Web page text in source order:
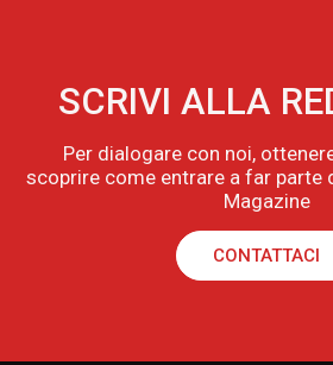
SCRIVI ALLA
Per dialogare con noi,
scoprire come entrare a far parte
Magazine
CONTATTACI